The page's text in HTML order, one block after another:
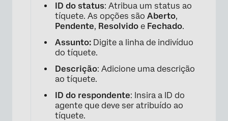
ID do status: Atribua um status ao
tíquete. As opções são Aberto,
Pendente, Resolvido e Fechado.
Assunto: Digite a linha de indivíduo
do tíquete.
Descrição: Adicione uma descrição
ao tíquete.
ID do respondente: Insira a ID do
agente que deve ser atribuído ao
tíquete.